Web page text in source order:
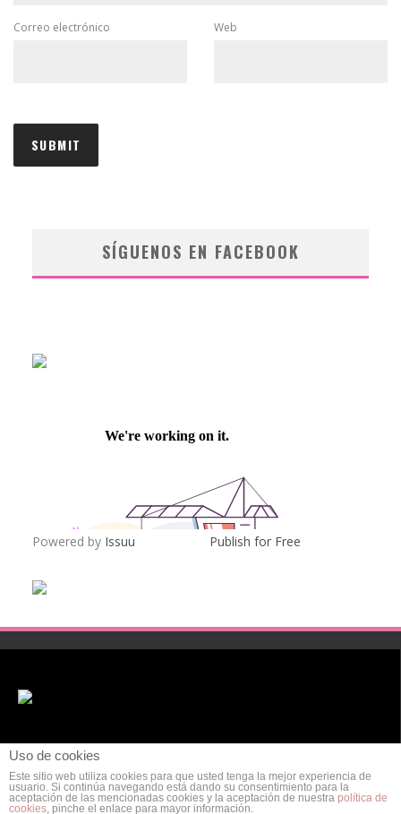
Correo electrónico Web
SÍGUENOS EN FACEBOOK
Powered by Issuu Publish for Free
Uso de cookies
Este sitio web utiliza cookies para que usted tenga la mejor experiencia de
usuario. Si continúa navegando está dando su consentimiento para la
aceptación de las mencionadas cookies y la aceptación de nuestra política de
cookies, pinche el enlace para mayor información.